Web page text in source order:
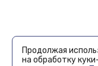
Продолжая
на обработку